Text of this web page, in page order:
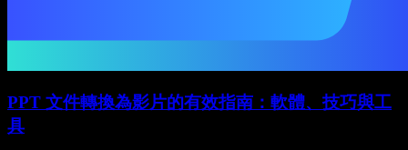
PPT 文件轉換為影片的有效指南：軟體、技巧與工
具